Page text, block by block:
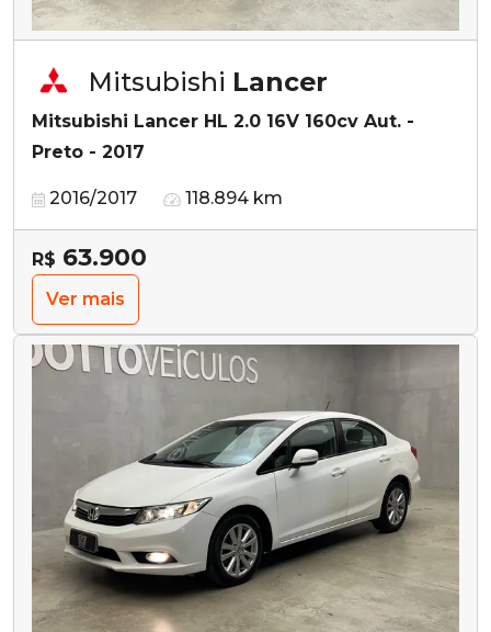
Mitsubishi Lancer
Mitsubishi Lancer HL 2.0 16V 160cv Aut. -
Preto - 2017
2016/2017 118.894 km
R$ 63.900
Ver mais